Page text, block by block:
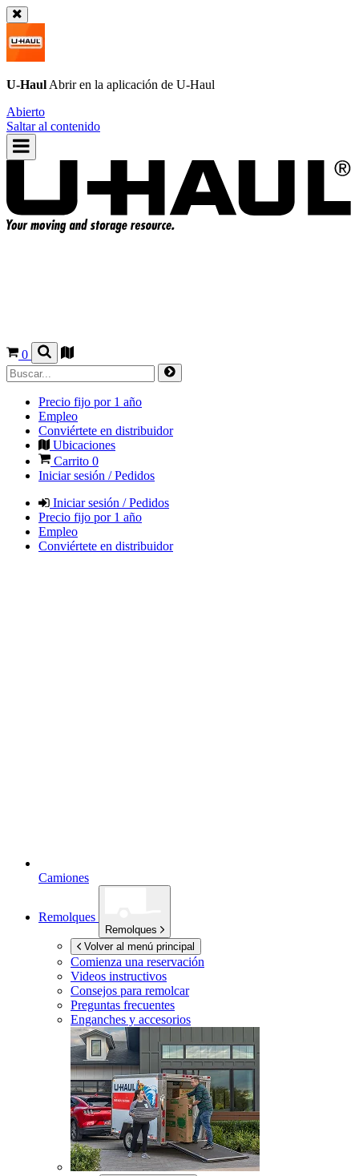
U-Haul Abrir en la aplicación de U-Haul
Abierto
Saltar al contenido
0
Precio fijo por 1 año
Empleo
Conviértete en distribuidor
Ubicaciones
Carrito 0
Iniciar sesión / Pedidos
Iniciar sesión / Pedidos
Precio fijo por 1 año
Empleo
Conviértete en distribuidor
Camiones
Remolques
Remolques
Volver al menú principal
Comienza una reservación
Videos instructivos
Consejos para remolcar
Preguntas frecuentes
Enganches y accesorios